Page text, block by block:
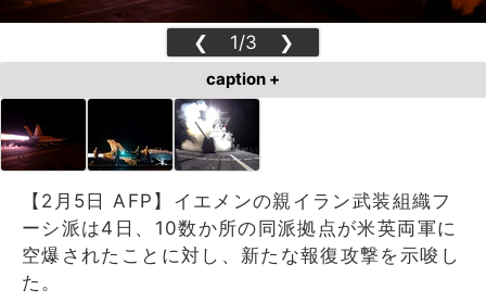
❮ 1/3 ❯
caption +
【2月5日 AFP】イエメンの親イラン武装組織フ
ーシ派は4日、10数か所の同派拠点が米英両軍に
空爆されたことに対し、新たな報復攻撃を示唆し
た。